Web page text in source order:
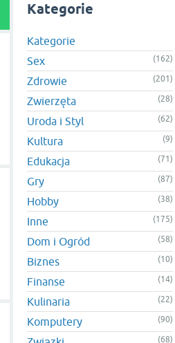
Kategorie
Kategorie
Sex
(162)
Zdrowie (201)
Zwierzęta (28)
Uroda i Styl (62)
Kultura (9)
Edukacja (71)
Gry (87)
Hobby (38)
Inne (175)
Dom i Ogród (58)
Biznes (10)
Finanse (14)
Kulinaria (22)
Komputery (90)
(68)